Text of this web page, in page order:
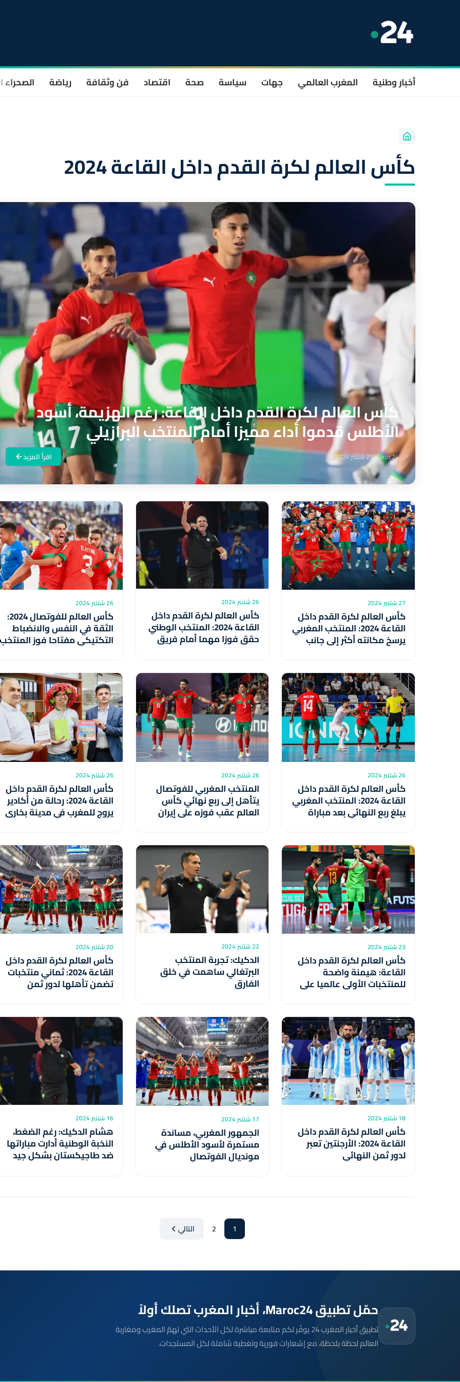
أخبار وطنية المغرب العالمي جهات سياسة صحة اقتصاد فن وثقافة رياضة الصحراء
كأس العالم لكرة القدم داخل القاعة 2024
كأس العالم لكرة القدم داخل القاعة: رغم الهزيمة، أسود
الأطلس قدموا أداء مميزا أمام المنتخب البرازيلي
Maroc2429 شتنبر 2024 اقرأ المزيد
27 شتنبر 2024
كأس العالم لكرة القدم داخل
القاعة 2024: المنتخب المغربي
يرسخ مكانته أكثر إلى جانب
الكبار
26 شتنبر 2024
كأس العالم لكرة القدم داخل
القاعة 2024: المنتخب الوطني
حقق فوزا مهما أمام فريق
26 شتنبر 2024
كأس العالم للفوتصال 2024:
الثقة في النفس والانضباط
التكتيكي مفتاحا فوز المنتخب
الوطني بالمباراة (لاعبون)
26 شتنبر 2024
كأس العالم لكرة القدم داخل
القاعة 2024: المنتخب المغربي
يبلغ ربع النهائي بعد مباراة
مثيرة أمام نظيره الإيراني
26 شتنبر 2024
المنتخب المغربي للفوتصال
يتأهل إلى ربع نهائي كأس
العالم عقب فوزه على إيران
26 شتنبر 2024
كأس العالم لكرة القدم داخل
القاعة 2024: رحالة من أكادير
يروج للمغرب في مدينة بخارى
23 شتنبر 2024
كأس العالم لكرة القدم داخل
القاعة: هيمنة واضحة
للمنتخبات الأولى عالميا على
22 شتنبر 2024
الدكيك: تجربة المنتخب
البرتغالي ساهمت في خلق
الفارق
20 شتنبر 2024
كأس العالم لكرة القدم داخل
القاعة 2024: ثماني منتخبات
تضمن تأهلها لدور ثمن
18 شتنبر 2024
كأس العالم لكرة القدم داخل
القاعة 2024: الأرجنتين تعبر
لدور ثمن النهائي
17 شتنبر 2024
الجمهور المغربي، مساندة
مستمرة لأسود الأطلس في
مونديال الفوتصال
16 شتنبر 2024
هشام الدكيك: رغم الضغط،
النخبة الوطنية أدارت مباراتها
ضد طاجيكستان بشكل جيد
1
2 التالي
حمّل تطبيق Maroc24، أخبار المغرب تصلك أولاً
تطبيق أخبار المغرب 24 يوفّر لكم متابعة مباشرة لكل الأحداث التي تهمّ المغرب ومغاربة
العالم لحظة بلحظة، مع إشعارات فورية وتغطية شاملة لكل المستجدات.